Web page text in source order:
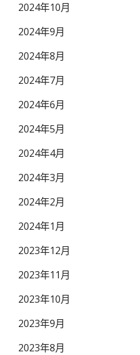
2024年10月
2024年9月
2024年8月
2024年7月
2024年6月
2024年5月
2024年4月
2024年3月
2024年2月
2024年1月
2023年12月
2023年11月
2023年10月
2023年9月
2023年8月